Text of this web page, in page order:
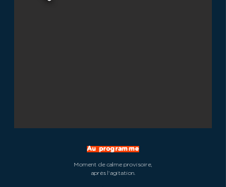
Au programme
Moment de calme provisoire,
après l’agitation.